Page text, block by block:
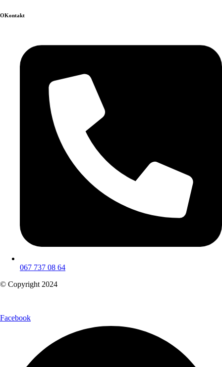
OKontakt
067 737 08 64
© Copyright 2024
Facebook